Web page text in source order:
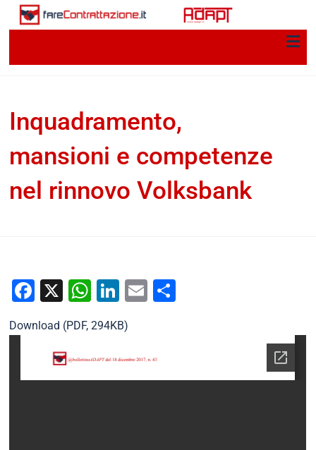
Inquadramento,
mansioni e competenze
nel rinnovo Volksbank
Facebook
X WhatsApp
LinkedIn
Email
Download (PDF, 294KB)